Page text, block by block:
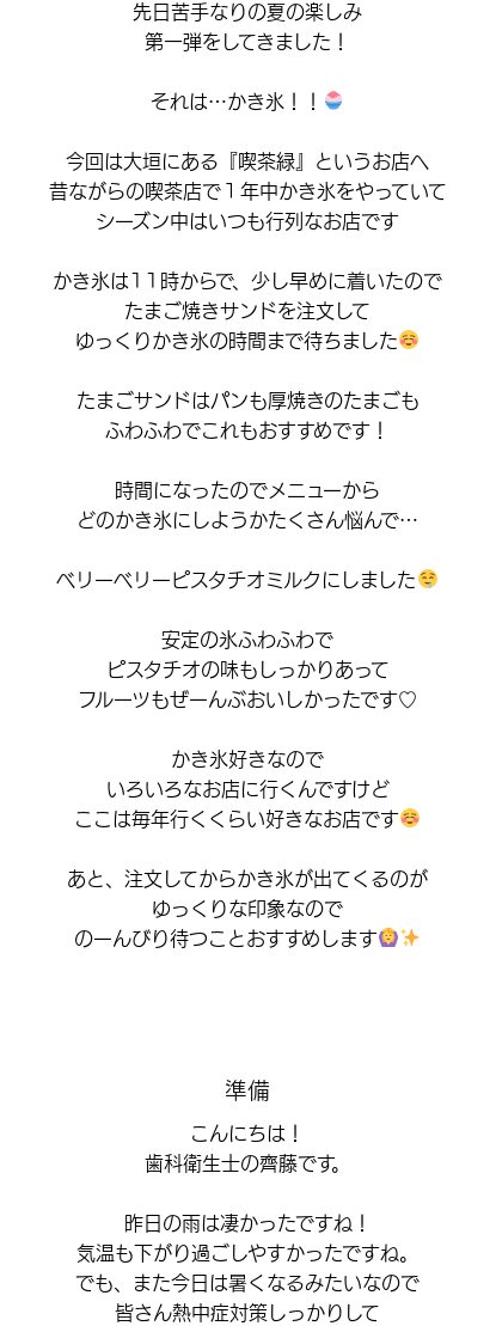
先日苦手なりの夏の楽しみ
第一弾をしてきました！
それは…かき氷！！
今回は大垣にある『喫茶緑』というお店へ
昔ながらの喫茶店で１年中かき氷をやっていて
シーズン中はいつも行列なお店です
かき氷は11時からで、少し早めに着いたので
たまご焼きサンドを注文して
ゆっくりかき氷の時間まで待ちました
たまごサンドはパンも厚焼きのたまごも
ふわふわでこれもおすすめです！
時間になったのでメニューから
どのかき氷にしようかたくさん悩んで…
ベリーベリーピスタチオミルクにしました
安定の氷ふわふわで
ピスタチオの味もしっかりあって
フルーツもぜーんぶおいしかったです♡
かき氷好きなので
いろいろなお店に行くんですけど
ここは毎年行くくらい好きなお店です
あと、注文してからかき氷が出てくるのが
ゆっくりな印象なので
のーんびり待つことおすすめします
準備
こんにちは！
歯科衛生士の齊藤です。
昨日の雨は凄かったですね！
気温も下がり過ごしやすかったですね。
でも、また今日は暑くなるみたいなので
皆さん熱中症対策しっかりして